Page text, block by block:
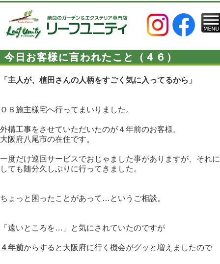
今日お客様に言われたこと（４６）
「主人が、植田さんの人柄をすごく気に入ってるから」
ＯＢ施主様宅へ行ってまいりました。
外構工事をさせていただいたのが４年前のお客様。
大阪府八尾市の在住です。
一度だけ巡回サービスでおじゃました事がありますが、それに
しても随分久しぶりに行ってきました。
ちょっと困ったことがあって…というご相談。
「遠いところを…」と気にされていたのですが
４年前からすると大阪府に行く機会がグッと増えましたので